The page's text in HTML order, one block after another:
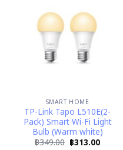
SMART HOME
TP-Link Tapo L510E(2-
Pack) Smart Wi-Fi Light
Bulb (Warm white)
฿349.00 Original
฿313.00Current